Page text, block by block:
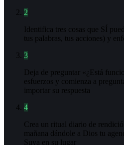
2
Identifica tres cosas que SÍ
tus palabras, tus acciones) y
3
Deja de preguntar «¿Está
esfuerzos y comienza a
importar su respuesta
4
Crea un ritual diario de
mañana dándole a Dios tu
Suya en su lugar